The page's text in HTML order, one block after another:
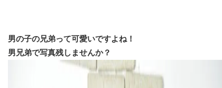
男の子の兄弟って可愛いですよね！
男兄弟で写真残しませんか？